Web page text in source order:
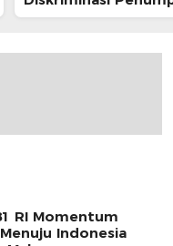
TransJakarta
RI Momentum
Indonesia